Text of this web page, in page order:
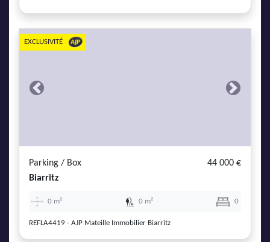
Previous Next
EXCLUSIVITÉ
Parking / Box
44 000 €
Biarritz
0 m² 0 m² 0
REFLA4419 - AJP Mateille Immobilier Biarritz